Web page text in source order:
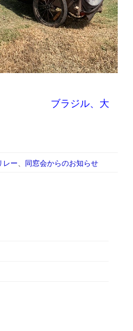
ブラジル、大
レー 同窓会からのお知らせ